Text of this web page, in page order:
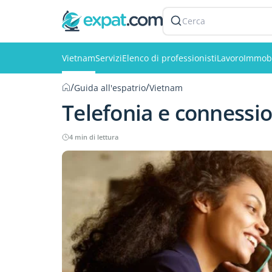
Cerca
VietnamServiziElenco di professionistiLavoro
/Guida all'espatrio/Vietnam
Telefonia e
4 min di lettura